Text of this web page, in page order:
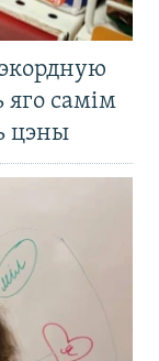
яго самім
цэны